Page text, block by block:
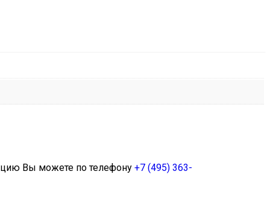
Вы можете по телефону +7 (495) 363-